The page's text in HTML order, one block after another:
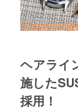
ヘアライ
施した
採用！